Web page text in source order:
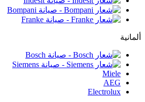
ألمانية
Miele
AEG
Electrolux